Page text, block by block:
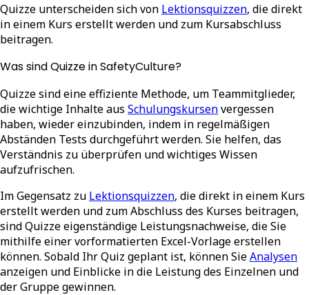
Quizze unterscheiden sich von Lektionsquizzen, die direkt
in einem Kurs erstellt werden und zum Kursabschluss
beitragen.
Was sind Quizze in SafetyCulture?
Quizze sind eine effiziente Methode, um Teammitglieder,
die wichtige Inhalte aus Schulungskursenvergessen
haben, wieder einzubinden, indem in regelmäßigen
Abständen Tests durchgeführt werden. Sie helfen, das
Verständnis zu überprüfen und wichtiges Wissen
aufzufrischen.
Im Gegensatz zu Lektionsquizzen, die direkt in einem Kurs
erstellt werden und zum Abschluss des Kurses beitragen,
sindQuizzeeigenständige Leistungsnachweise, die Sie
mithilfe einer vorformatierten Excel-Vorlage erstellen
können. Sobald Ihr Quiz geplant ist, können SieAnalysen
anzeigen und Einblicke in die Leistung des Einzelnen und
der Gruppe gewinnen.